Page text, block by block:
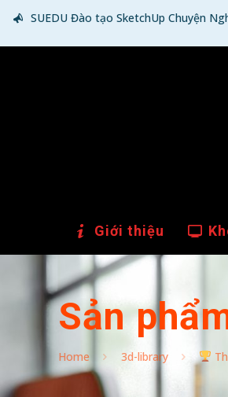
SUEDU Đào tạo SketchUp Chuyện
Giới thiệu
Sản
Home 3d-library